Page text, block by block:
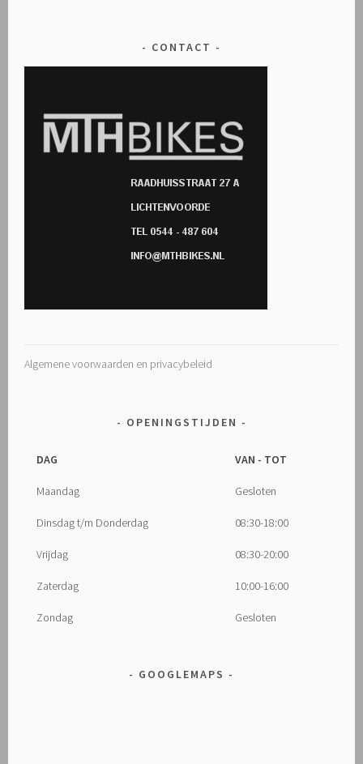
CONTACT
Algemene voorwaarden en privacybeleid
OPENINGSTIJDEN
DAG VAN - TOT
Maandag Gesloten
Dinsdag t/m Donderdag 08:30-18:00
Vrijdag 08:30-20:00
Zaterdag 10:00-16:00
Zondag Gesloten
GOOGLEMAPS